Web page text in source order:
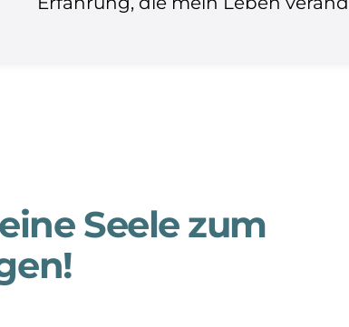
Seele zum